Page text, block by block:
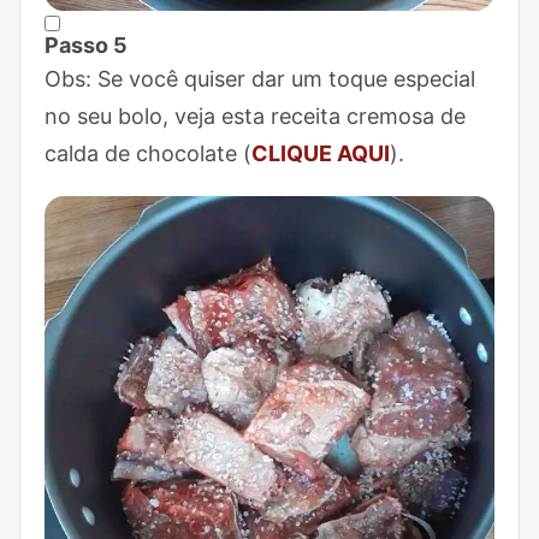
Passo 5
Marcar Passo 5 como concluído
Obs: Se você quiser dar um toque especial
no seu bolo, veja esta receita cremosa de
calda de chocolate (CLIQUE AQUI).